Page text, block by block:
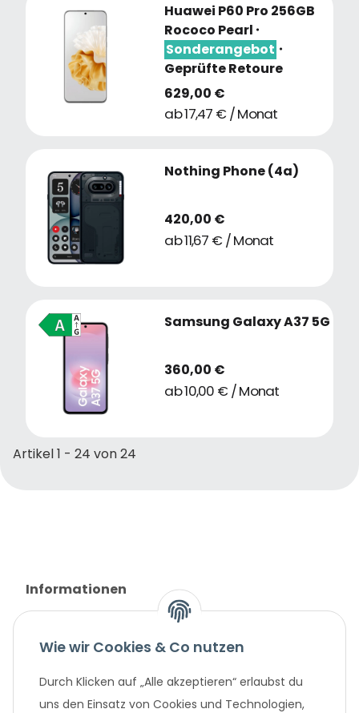
Huawei P60 Pro 256GB
Rococo Pearl・
Sonderangebot ・
Geprüfte Retoure
629,00 €
ab 17,47 € / Monat
Nothing Phone (4a)
420,00 €
ab 11,67 € / Monat
Samsung Galaxy A37 5G
360,00 €
ab 10,00 € / Monat
Artikel 1 - 24 von 24
Informationen
Unternehmen
Wie wir Cookies & Co nutzen
Durch Klicken auf „Alle akzeptieren“ erlaubst du
uns den Einsatz von Cookies und Technologien,